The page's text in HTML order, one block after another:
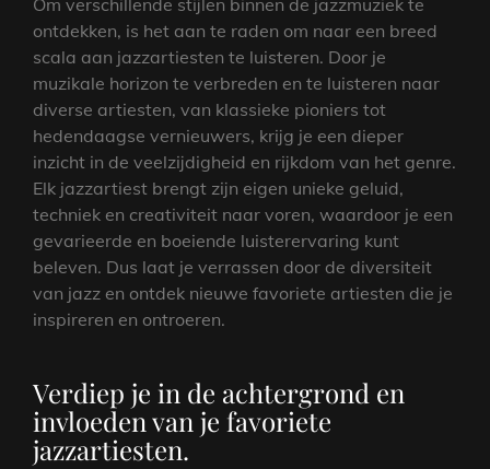
Om verschillende stijlen binnen de jazzmuziek te
ontdekken, is het aan te raden om naar een breed
scala aan jazzartiesten te luisteren. Door je
muzikale horizon te verbreden en te luisteren naar
diverse artiesten, van klassieke pioniers tot
hedendaagse vernieuwers, krijg je een dieper
inzicht in de veelzijdigheid en rijkdom van het genre.
Elk jazzartiest brengt zijn eigen unieke geluid,
techniek en creativiteit naar voren, waardoor je een
gevarieerde en boeiende luisterervaring kunt
beleven. Dus laat je verrassen door de diversiteit
van jazz en ontdek nieuwe favoriete artiesten die je
inspireren en ontroeren.
Verdiep je in de achtergrond en
invloeden van je favoriete
jazzartiesten.